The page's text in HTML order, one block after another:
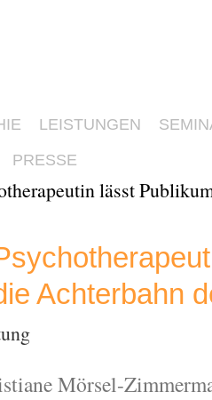
LEISTUNGEN
PRESSE
sind hier
lässt
Achterbahn
Mörsel-